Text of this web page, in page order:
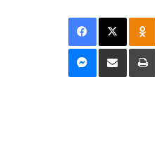
Facebook
X
Messenger
Distribuie prin mail